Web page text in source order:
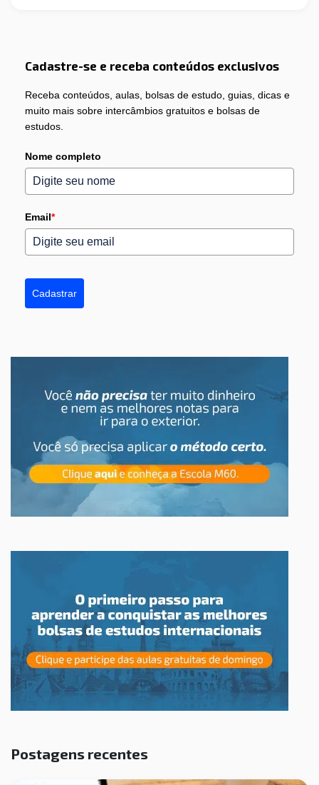
Cadastre-se e receba conteúdos exclusivos
Receba conteúdos, aulas, bolsas de estudo, guias, dicas e
muito mais sobre intercâmbios gratuitos e bolsas de
estudos.
Nome completo
Email*
Cadastrar
Postagens recentes